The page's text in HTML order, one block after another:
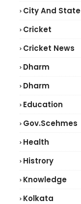
City And State
Cricket
Cricket News
Dharm
Dharm
Education
Gov.scehmes
Health
Histrory
Knowledge
Kolkata